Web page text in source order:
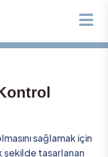
sağlamak için
tasarlanan